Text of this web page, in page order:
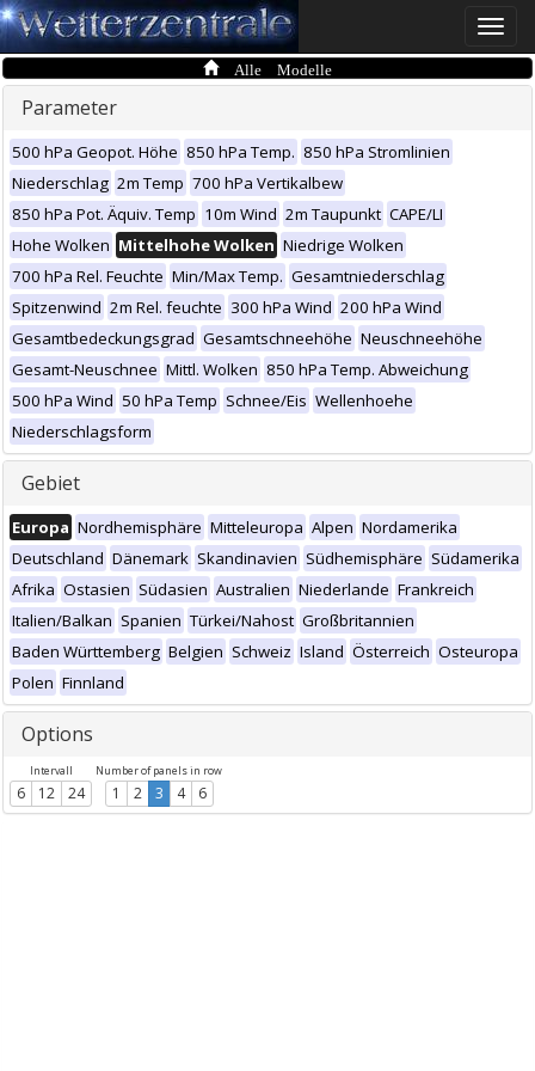
Toggle
Alle Modelle
Parameter
500 hPa Geopot. Höhe 850 hPa Temp. 850 hPa Stromlinien
Niederschlag 2m Temp 700 hPa Vertikalbew
850 hPa Pot. Äquiv. Temp 10m Wind 2m Taupunkt CAPE/LI
Hohe Wolken Mittelhohe Wolken Niedrige Wolken
700 hPa Rel. Feuchte Min/Max Temp. Gesamtniederschlag
Spitzenwind 2m Rel. feuchte 300 hPa Wind 200 hPa Wind
Gesamtbedeckungsgrad Gesamtschneehöhe Neuschneehöhe
Gesamt-Neuschnee Mittl. Wolken 850 hPa Temp. Abweichung
500 hPa Wind 50 hPa Temp Schnee/Eis Wellenhoehe
Niederschlagsform
Gebiet
Europa Nordhemisphäre Mitteleuropa Alpen Nordamerika
Deutschland Dänemark Skandinavien Südhemisphäre Südamerika
Afrika Ostasien Südasien Australien Niederlande Frankreich
Italien/Balkan Spanien Türkei/Nahost Großbritannien
Baden Württemberg Belgien Schweiz Island Österreich Osteuropa
Polen Finnland
Options
Intervall
6 12 24
Number of panels in row
1 2 3 4 6